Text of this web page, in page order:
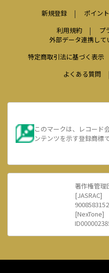
新規登録 ポイン
利用規約
プ
外部データ連携し
特定商取引法に基づく表示
よくある質問
このマークは、レコード
ンテンツを示す登録商標
著作権管理
[JASRAC]
[NexTone]